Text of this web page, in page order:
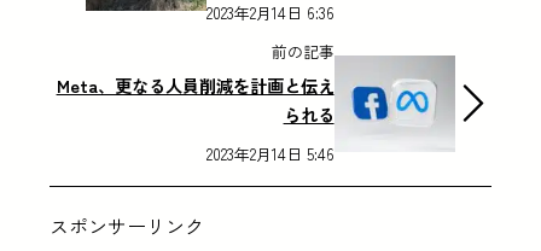
2023年2月14日 6:36
前の記事
Meta、更なる人員削減を計画と伝え
られる
2023年2月14日 5:46
スポンサーリンク